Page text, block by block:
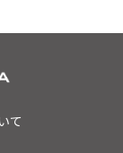
て